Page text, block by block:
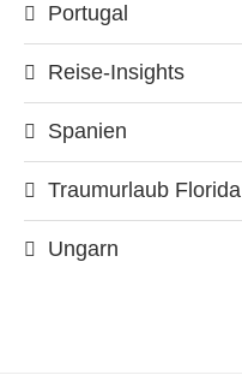
Portugal
Reise-Insights
Spanien
Traumurlaub Florida
Ungarn